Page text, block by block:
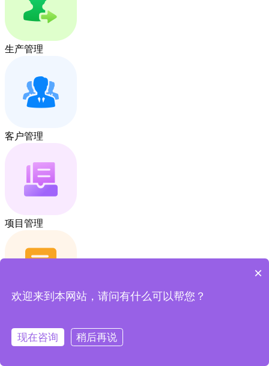
生产管理
客户管理
项目管理
×
欢迎来到本网站，请问有什么可以帮您？
现在咨询 稍后再说